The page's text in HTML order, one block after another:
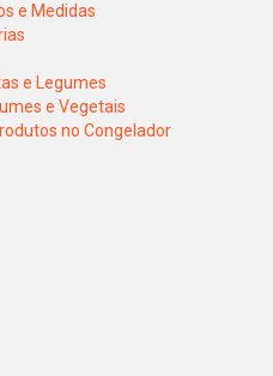
e Medidas
e Legumes
e Vegetais
no Congelador